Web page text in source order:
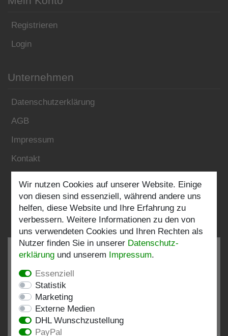
Registrieren
Login
Unternehmen
Datenschutzerklärung
AGB
Impressum
Kontakt
Folgen Sie uns:
bei: shopvote.de, Amazon
Bewertungsprofil bei SHOPVOTE.DE ansehen
Wir nutzen Cookies auf unserer Website. Einige
von diesen sind essenziell, während andere uns
helfen, diese Website und Ihre Erfahrung zu
verbessern. Weitere Informationen zu den von
uns verwendeten Cookies und Ihren Rechten als
Nutzer finden Sie in unserer Daten­schutz­
erklärung und unserem Impressum.
Essenziell
Statistik
Marketing
Externe Medien
DHL Wunschzustellung
PayPal